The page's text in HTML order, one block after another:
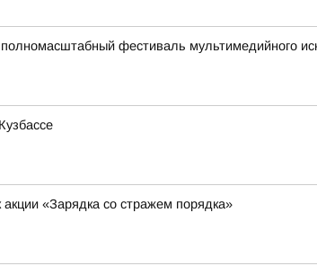
фестиваль мультимедийного
«Зарядка со стражем порядка»